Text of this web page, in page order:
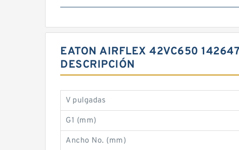
EATON AIRFLEX 42VC650
DESCRIPCIÓN
V pulgadas
G1 (mm)
Ancho No. (mm)